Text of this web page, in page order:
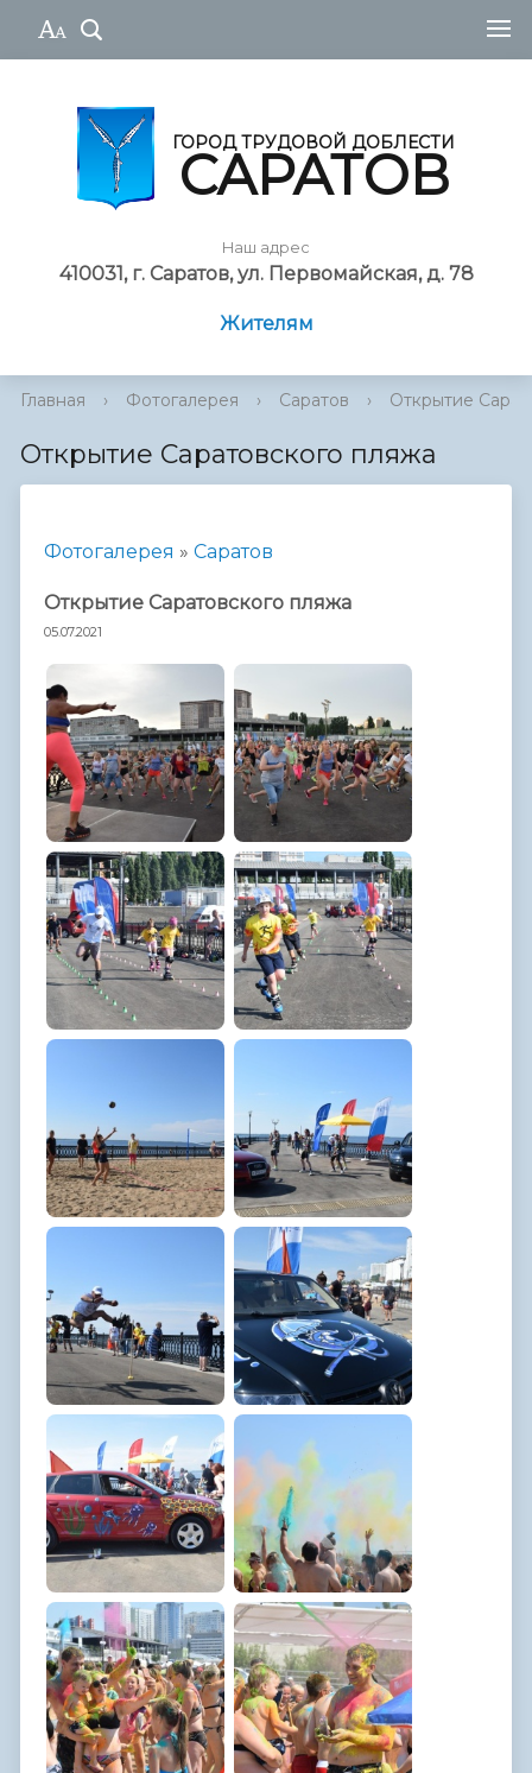
ГОРОД ТРУДОВОЙ ДОБЛЕСТИ
САРАТОВ
Наш адрес
410031, г. Саратов, ул. Первомайская, д. 78
Жителям
Главная › Фотогалерея › Саратов › Открытие
Открытие Саратовского пляжа
Фотогалерея » Саратов
Открытие Саратовского пляжа
05.07.2021